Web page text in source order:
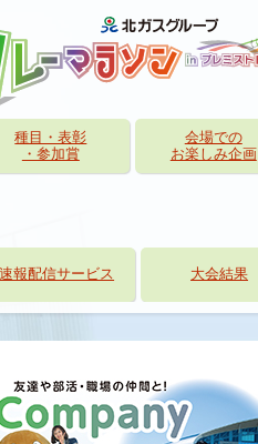
種目・表彰
・参加賞
会場での
お楽しみ企画
速報配信サービス 大会結果